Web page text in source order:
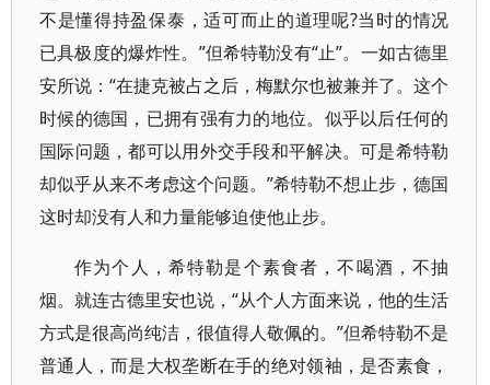
不是懂得持盈保泰，适可而止的道理呢?当时的情况
已具极度的爆炸性。”但希特勒没有“止”。一如古德里
安所说：“在捷克被占之后，梅默尔也被兼并了。这个
时候的德国，已拥有强有力的地位。似乎以后任何的
国际问题，都可以用外交手段和平解决。可是希特勒
却似乎从来不考虑这个问题。”希特勒不想止步，德国
这时却没有人和力量能够迫使他止步。
作为个人，希特勒是个素食者，不喝酒，不抽
烟。就连古德里安也说，“从个人方面来说，他的生活
方式是很高尚纯洁，很值得人敬佩的。”但希特勒不是
普通人，而是大权垄断在手的绝对领袖，是否素食，